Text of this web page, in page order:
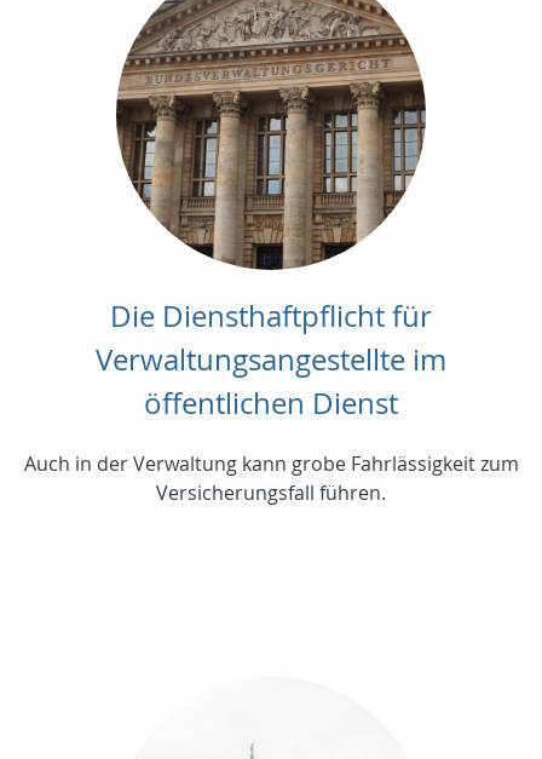
Die Diensthaftpflicht für
Verwaltungsangestellte im
öffentlichen Dienst
Auch in der Verwaltung kann grobe Fahrlässigkeit zum
Versicherungsfall führen.